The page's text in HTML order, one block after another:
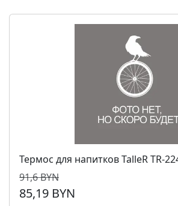
Термос для напитков TalleR TR-
91,6 BYN
85,19 BYN